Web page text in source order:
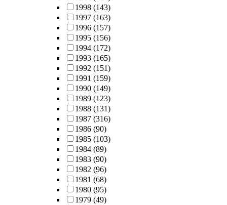
1998 (143)
1997 (163)
1996 (157)
1995 (156)
1994 (172)
1993 (165)
1992 (151)
1991 (159)
1990 (149)
1989 (123)
1988 (131)
1987 (316)
1986 (90)
1985 (103)
1984 (89)
1983 (90)
1982 (96)
1981 (68)
1980 (95)
1979 (49)